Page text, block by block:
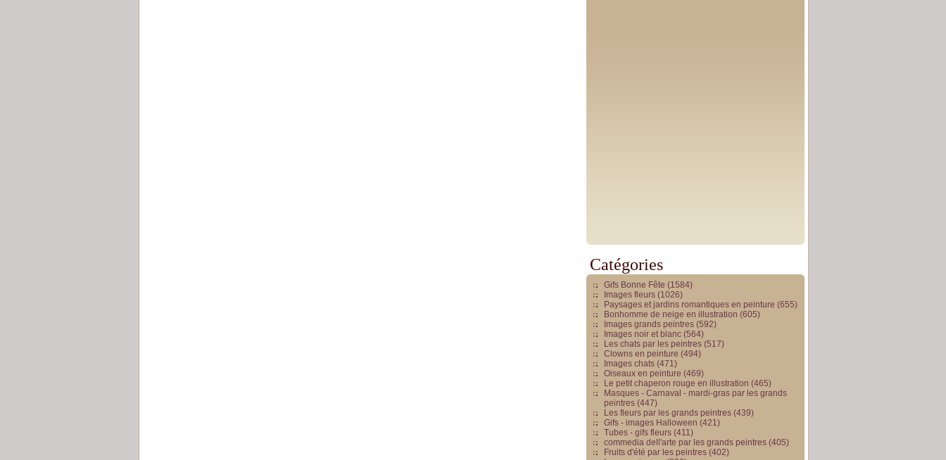
Catégories
Gifs Bonne Fête (1584)
Images fleurs (1026)
Paysages et jardins romantiques en peinture (655)
Bonhomme de neige en illustration (605)
Images grands peintres (592)
Images noir et blanc (564)
Les chats par les peintres (517)
Clowns en peinture (494)
Images chats (471)
Oiseaux en peinture (469)
Le petit chaperon rouge en illustration (465)
Masques - Carnaval - mardi-gras par les grands
peintres (447)
Les fleurs par les grands peintres (439)
Gifs - images Halloween (421)
Tubes - gifs fleurs (411)
commedia dell'arte par les grands peintres (405)
Fruits d'été par les peintres (402)